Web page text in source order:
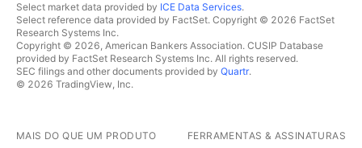
Select market data provided by ICE Data Services.
Select reference data provided by FactSet. Copyright © 2026 FactSet
Research Systems Inc.
Copyright © 2026, American Bankers Association. CUSIP Database
provided by FactSet Research Systems Inc. All rights reserved.
SEC filings and other documents provided by Quartr.
© 2026 TradingView, Inc.
MAIS DO QUE UM PRODUTO FERRAMENTAS & ASSINATURAS